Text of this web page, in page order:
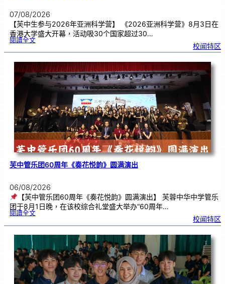
07/08/2026
【芙中生参与2026年亚洲科学营】 《2026亚洲科学营》8月3日在
香港大学盛大开幕，活动吸30个国家超过30…
閱讀全文:芙
参
2
0
2
6
年
亚
洲科
校闻特区
芙中管乐团60周年《奏花悦韵》圆满演出
06/08/2026
【芙中管乐团60周年《奏花悦韵》圆满演出】 芙蓉中华中学管乐
团于8月1日晚，在该校综合礼堂盛大举办“60周年…
閱讀全文:芙
乐
6
0
《
奏
花
悦
韵
》
圆
满
演
出
校闻特区